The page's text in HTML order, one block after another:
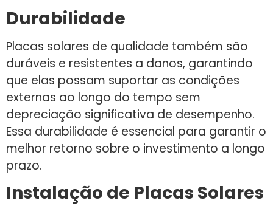
Durabilidade
Placas solares de qualidade também são
duráveis e resistentes a danos, garantindo
que elas possam suportar as condições
externas ao longo do tempo sem
depreciação significativa de desempenho.
Essa durabilidade é essencial para garantir o
melhor retorno sobre o investimento a longo
prazo.
Instalação de Placas Solares